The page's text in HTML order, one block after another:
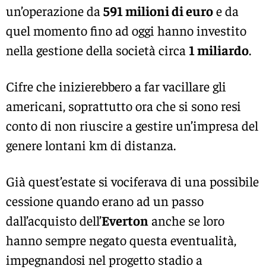
un’operazione da 591 milioni di euroe da
quel momento fino ad oggi hanno investito
nella gestione della società circa 1 miliardo.
Cifre che inizierebbero a far vacillare gli
americani, soprattutto ora che si sono resi
conto di non riuscire a gestire un’impresa del
genere lontani km di distanza.
Già quest’estate si vociferava di una possibile
cessione quando erano ad un passo
dall’acquisto dell’Evertonanche se loro
hanno sempre negato questa eventualità,
impegnandosi nel progetto stadio a